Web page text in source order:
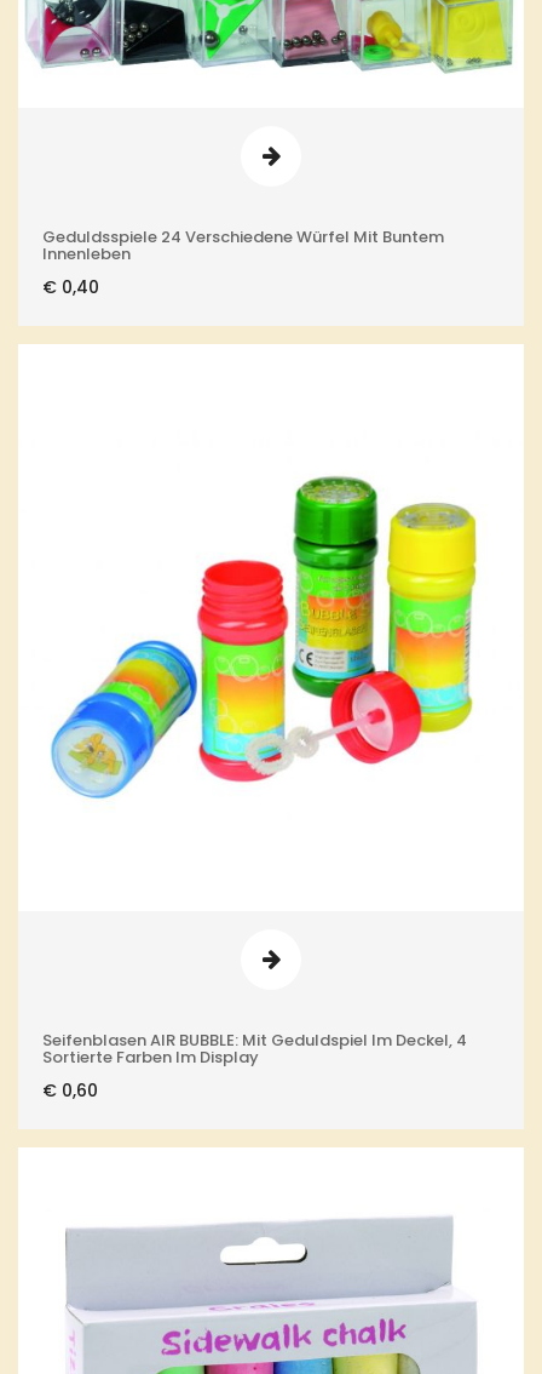
Geduldsspiele 24 Verschiedene Würfel Mit Buntem
Innenleben
€ 0,40
Seifenblasen AIR BUBBLE: Mit Geduldspiel Im Deckel, 4
Sortierte Farben Im Display
€ 0,60